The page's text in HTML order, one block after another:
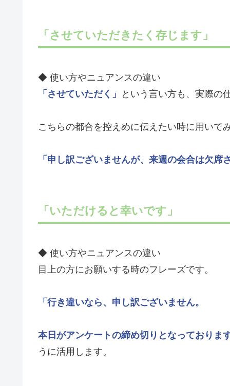
「させていただきたく存じます」
◆ 使い方やニュアンスの違い
「させていただく」
という言い方も、実際の
こちらの都合を控えめに伝えたい時に用いて
「申し訳ございませんが、来週の会合は欠席
「いただけると幸いです」
◆ 使い方やニュアンスの違い
目上の方にお願いする時のフレーズです。
「行き違いなら、申し訳ございません。
本日がアンケートの締め切りとなっておりま
うに活用します。